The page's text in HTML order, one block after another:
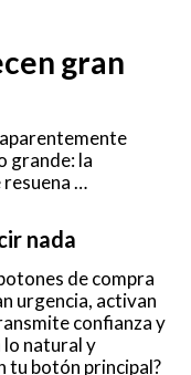
gran
grande: la
resuena …
nada
de compra
urgencia, activan
confianza y
lo natural y
tu botón principal?